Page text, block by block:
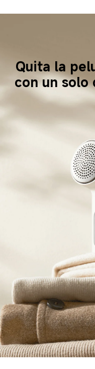
Quita la
con un solo